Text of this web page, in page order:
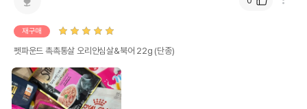
재구매
펫파운드 촉촉통살 오리안심살&북어 22g (단종)